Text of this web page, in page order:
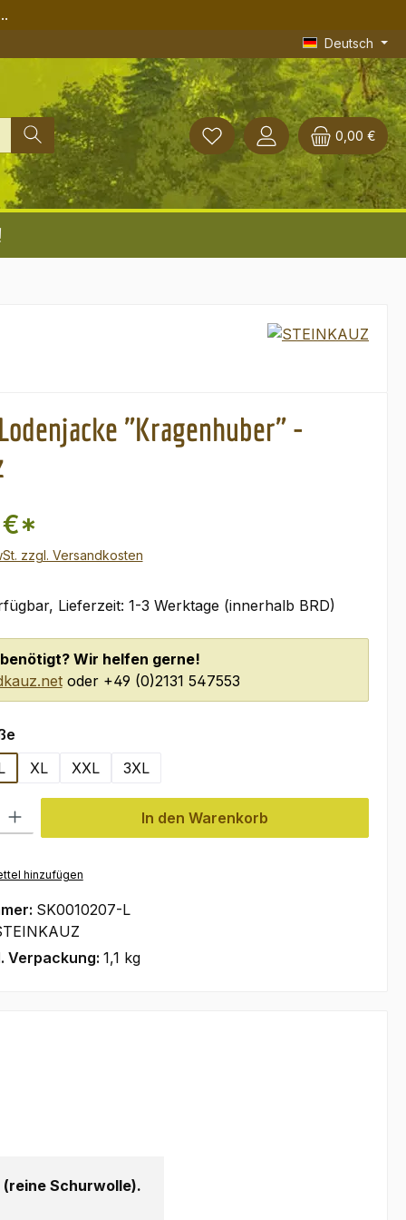
Deutsch
0,00 €
"Kragenhuber" -
€*
zzgl. Versandkosten
Lieferzeit: 1-3 Werktage (innerhalb BRD)
Wir helfen gerne!
oder +49 (0)2131 547553
auswählen
XL XXL 3XL
In den Warenkorb
hinzufügen
SK0010207-L
Verpackung: 1,1 kg
Schurwolle).